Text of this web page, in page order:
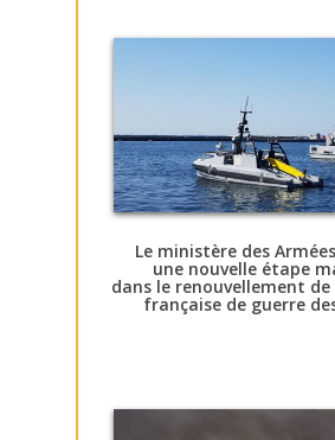
Le ministère des
une nouvelle étape
dans le renouvellement
française de guerre